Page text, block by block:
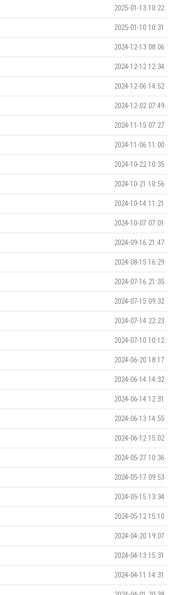
2025-01-13 10:22
2025-01-10 10:31
2024-12-13 08:06
2024-12-12 12:34
2024-12-06 14:52
2024-12-02 07:49
2024-11-15 07:27
2024-11-06 11:00
2024-10-22 10:35
2024-10-21 10:56
2024-10-14 11:21
2024-10-07 07:01
2024-09-16 21:47
2024-08-15 16:29
2024-07-16 21:35
2024-07-15 09:32
2024-07-14 22:23
2024-07-10 10:12
2024-06-20 18:17
2024-06-14 14:32
2024-06-14 12:31
2024-06-13 14:55
2024-06-12 15:02
2024-05-27 10:36
2024-05-17 09:53
2024-05-15 13:34
2024-05-12 15:10
2024-04-20 19:07
2024-04-13 15:31
2024-04-11 14:31